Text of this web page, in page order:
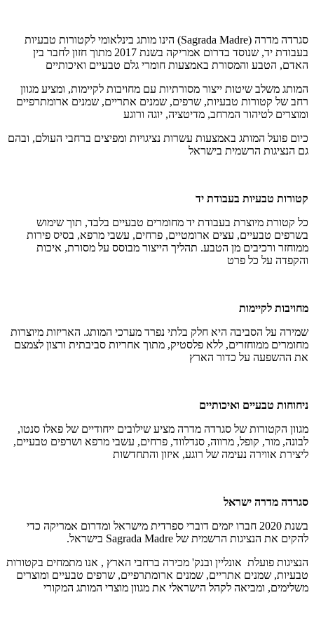
סגרדה מדרה (Sagrada Madre) הינו מותג בינלאומי לקטורות טבעיות
בעבודת יד, שנוסד בדרום אמריקה בשנת 2017 מתוך חזון לחבר בין
האדם, הטבע והמסורת באמצעות חומרי גלם טבעיים ואיכותיים
המותג משלב שיטות ייצור מסורתיות עם מחויבות לקיימות, ומציע מגוון
רחב של קטורות טבעיות, שרפים, שמנים אתריים, שמנים ארומתרפיים
ומוצרים לטיהור המרחב, מדיטציה, יוגה ורוגע
כיום פועל המותג באמצעות עשרות נציגויות ומפיצים ברחבי העולם, ובהם
גם הנציגות הרשמית בישראל
קטורות טבעיות בעבודת יד
כל קטורת מיוצרת בעבודת יד מחומרים טבעיים בלבד, תוך שימוש
בשרפים טבעיים, עצים ארומטיים, פרחים, עשבי מרפא, בסיס פירות
ממוחזר ורכיבים מן הטבע. תהליך הייצור מבוסס על מסורת, איכות
והקפדה על כל פרט
מחויבות לקיימות
שמירה על הסביבה היא חלק בלתי נפרד מערכי המותג. האריזות מיוצרות
מחומרים ממוחזרים, ללא פלסטיק, מתוך אחריות סביבתית ורצון לצמצם
את ההשפעה על כדור הארץ
ניחוחות טבעיים ואיכותיים
מגוון הקטורות של סגרדה מדרה מציע שילובים ייחודיים של פאלו סנטו,
לבונה, מור, קופל, מרווה, סנדלווד, פרחים, עשבי מרפא ושרפים טבעיים,
ליצירת אווירה נעימה של רוגע, איזון והתחדשות
סגרדה מדרה ישראל
בשנת 2020 חברו יזמים דוברי ספרדית מישראל ומדרום אמריקה כדי
להקים את הנציגות הרשמית של Sagrada Madre בישראל.
הנציגות פועלת אונליין ובנק' מכירה ברחבי הארץ , אנו מתמחים בקטורות
טבעיות, שמנים אתריים, שמנים ארומתרפיים, שרפים טבעיים ומוצרים
משלימים, ומביאה לקהל הישראלי את מגוון מוצרי המותג המקורי